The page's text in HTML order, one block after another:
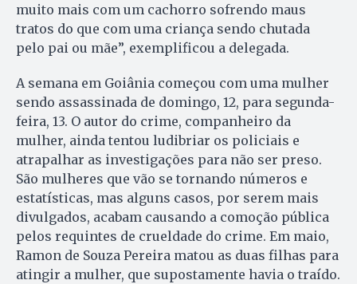
muito mais com um cachorro sofrendo maus
tratos do que com uma criança sendo chutada
pelo pai ou mãe”, exemplificou a delegada.
A semana em Goiânia começou com uma mulher
sendo assassinada de domingo, 12, para segunda-
feira, 13. O autor do crime, companheiro da
mulher, ainda tentou ludibriar os policiais e
atrapalhar as investigações para não ser preso.
São mulheres que vão se tornando números e
estatísticas, mas alguns casos, por serem mais
divulgados, acabam causando a comoção pública
pelos requintes de crueldade do crime. Em maio,
Ramon de Souza Pereira matou as duas filhas para
atingir a mulher, que supostamente havia o traído.